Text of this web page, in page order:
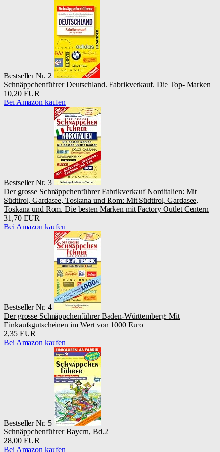
Bestseller Nr. 2
Schnäppchenführer Deutschland. Fabrikverkauf. Die Top- Marken
10,20 EUR
Bei Amazon kaufen
Bestseller Nr. 3
Der grosse Schnäppchenführer Fabrikverkauf Norditalien: Mit
Südtirol, Gardasee, Toskana und Rom: Mit Südtirol, Gardasee,
Toskana und Rom. Die besten Marken mit Factory Outlet Centern
31,70 EUR
Bei Amazon kaufen
Bestseller Nr. 4
Der grosse Schnäppchenführer Baden-Württemberg: Mit
Einkaufsgutscheinen im Wert von 1000 Euro
2,35 EUR
Bei Amazon kaufen
Bestseller Nr. 5
Schnäppchenführer Bayern, Bd.2
28,00 EUR
Bei Amazon kaufen